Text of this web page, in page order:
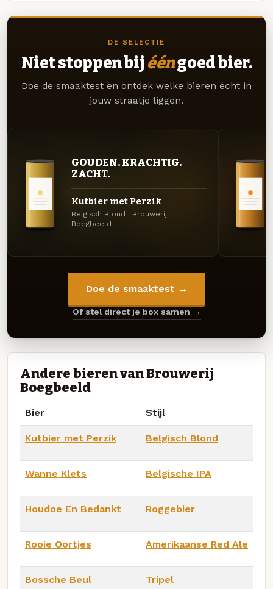
DE SELECTIE
Niet stoppen bij ééngoed bier.
Doe de smaaktest en ontdek welke bieren écht in
jouw straatje liggen.
GOUDEN. KRACHTIG.
ZACHT.
Kutbier met Perzik
Belgisch Blond · Brouwerij
Boegbeeld
Doe de smaaktest →
Of stel direct je box samen →
Andere bieren van Brouwerij
Boegbeeld
Bier Stijl
Kutbier met Perzik Belgisch Blond
Wanne Klets Belgische IPA
Houdoe En Bedankt Roggebier
Rooie Oortjes Amerikaanse Red Ale
Bossche Beul Tripel